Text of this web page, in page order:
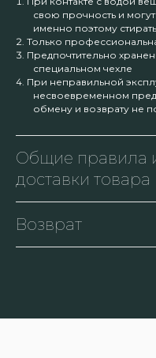
свою прочность и
именно поэтому
Только
Предпочтительно
специальном чехле
При неправильной
несвоевременном
обмену и возврату не
Общие правила
доставки товара
Возврат